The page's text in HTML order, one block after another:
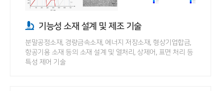
기능성 소재 설계 및 제조 기술
분말공정소재, 경량금속소재, 에너지 저장소재, 형상기업합금,
항공기용 소재 등의 소재 설계 및 열처리, 상제어, 표면 처리 등
특성 제어 기술